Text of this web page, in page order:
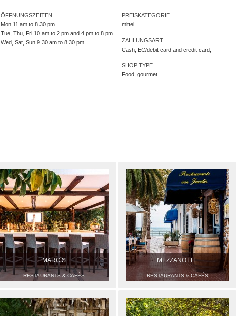
ÖFFNUNGSZEITEN
Mon 11 am to 8.30 pm
Tue, Thu, Fri 10 am to 2 pm and 4 pm to 8 pm
Wed, Sat, Sun 9.30 am to 8.30 pm
PREISKATEGORIE
mittel
ZAHLUNGSART
Cash, EC/debit card and credit card,
SHOP TYPE
Food, gourmet
MARC’S
RESTAURANTS & CAFÉS
MEZZANOTTE
RESTAURANTS & CAFÉS